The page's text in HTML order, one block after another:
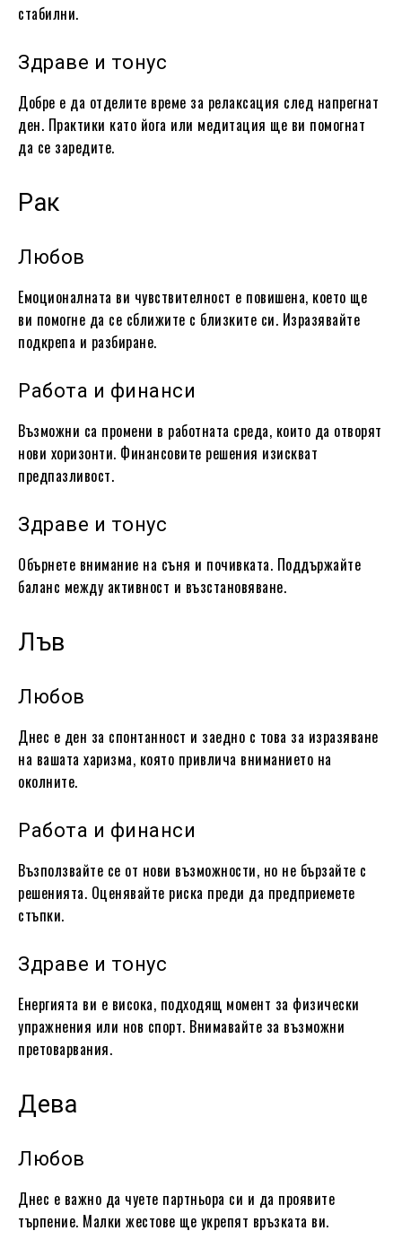
стабилни.
Здраве и тонус
Добре е да отделите време за релаксация след напрегнат
ден. Практики като йога или медитация ще ви помогнат
да се заредите.
Рак
Любов
Емоционалната ви чувствителност е повишена, което ще
ви помогне да се сближите с близките си. Изразявайте
подкрепа и разбиране.
Работа и финанси
Възможни са промени в работната среда, които да отворят
нови хоризонти. Финансовите решения изискват
предпазливост.
Здраве и тонус
Обърнете внимание на съня и почивката. Поддържайте
баланс между активност и възстановяване.
Лъв
Любов
Днес е ден за спонтанност и заедно с това за изразяване
на вашата харизма, която привлича вниманието на
околните.
Работа и финанси
Възползвайте се от нови възможности, но не бързайте с
решенията. Оценявайте риска преди да предприемете
стъпки.
Здраве и тонус
Енергията ви е висока, подходящ момент за физически
упражнения или нов спорт. Внимавайте за възможни
претоварвания.
Дева
Любов
Днес е важно да чуете партньора си и да проявите
търпение. Малки жестове ще укрепят връзката ви.